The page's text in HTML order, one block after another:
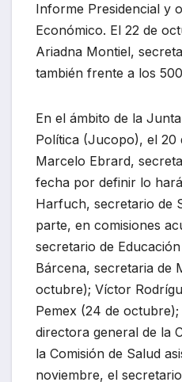
Informe Presidencial y
Económico. El 22 de
Ariadna Montiel,
también frente a los
En el ámbito de la
Política (Jucopo), el 20
Marcelo Ebrard,
fecha por definir lo
Harfuch, secretario de
parte, en comisiones
secretario de
Bárcena, secretaria de
octubre); Víctor
Pemex (24 de octubre);
directora general de la
la Comisión de Salud
noviembre, el